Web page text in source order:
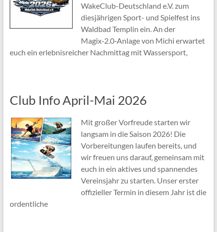
WakeClub-Deutschland e.V. zum
diesjährigen Sport- und Spielfest ins
Waldbad Templin ein. An der
Magix‑2.0‑Anlage von Michi erwartet
euch ein erlebnisreicher Nachmittag mit Wassersport,
Club Info April-Mai 2026
Mit großer Vorfreude starten wir
langsam in die Saison 2026! Die
Vorbereitungen laufen bereits, und
wir freuen uns darauf, gemeinsam mit
euch in ein aktives und spannendes
Vereinsjahr zu starten. Unser erster
offizieller Termin in diesem Jahr ist die
ordentliche